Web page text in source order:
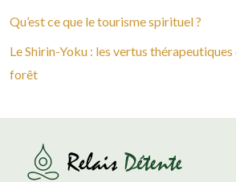
Qu’est ce que le tourisme spirituel ?
Le Shirin-Yoku : les vertus thérapeutiques
forêt